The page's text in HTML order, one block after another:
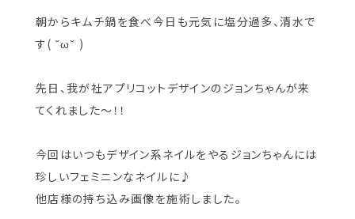
朝からキムチ鍋を食べ今日も元気に塩分過多、清水で
す( ˘ω˘ )
先日、我が社アプリコットデザインのジョンちゃんが来
てくれました〜！！
今回はいつもデザイン系ネイルをやるジョンちゃんには
珍しいフェミニンなネイルに♪
他店様の持ち込み画像を施術しました。